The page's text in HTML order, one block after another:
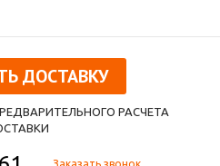
ДОСТАВКУ
РАСЧЕТА
Заказать звонок